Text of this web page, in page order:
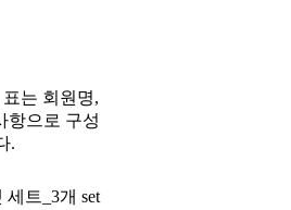
는 회원명,
항으로 구성
.
트_3개 set